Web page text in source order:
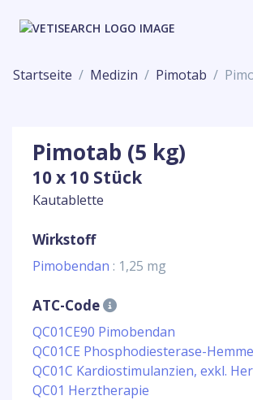
Startseite Medizin Pimotab
Pimotab (5 kg)
10 x 10 Stück
Kautablette
Wirkstoff
Pimobendan : 1,25 mg
ATC-Code
QC01CE90 Pimobendan
QC01CE Phosphodiesterase-
QC01C Kardiostimulanzien, exkl.
QC01 Herztherapie